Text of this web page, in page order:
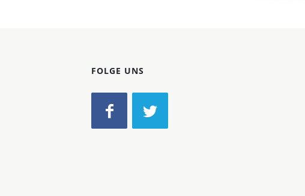
FOLGE UNS